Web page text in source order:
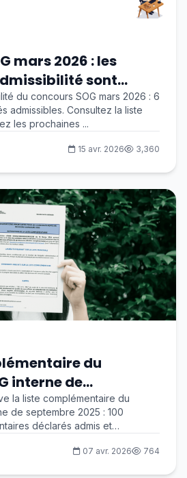
mars 2026 : les
sont
du concours SOG mars 2026 : 6
admissibles. Consultez la liste
les prochaines ...
15 avr. 2026 3,360
du
interne de
activée
la liste complémentaire du
de septembre 2025 : 100
déclarés admis et
07 avr. 2026 764